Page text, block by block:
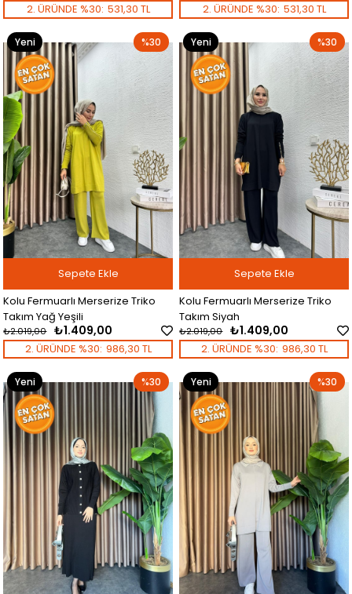
2. ÜRÜNDE %30: 531,30 TL 2. ÜRÜNDE %30: 531,30 TL
Kolu Fermuarlı Merserize Triko
Takım Yağ Yeşili
₺1.409,00
₺2.019,00
Sepete Ekle
%30
Yeni
Ürün
2. ÜRÜNDE %30: 986,30 TL
Kolu Fermuarlı Merserize Triko
Takım Siyah
₺1.409,00
₺2.019,00
Sepete Ekle
%30
Yeni
Ürün
2. ÜRÜNDE %30: 986,30 TL
%30
Yeni
Ürün
%30
Yeni
Ürün